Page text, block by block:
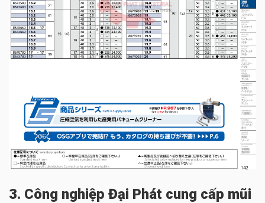
3. Công nghiệp Đại Phát cung cấp mũi